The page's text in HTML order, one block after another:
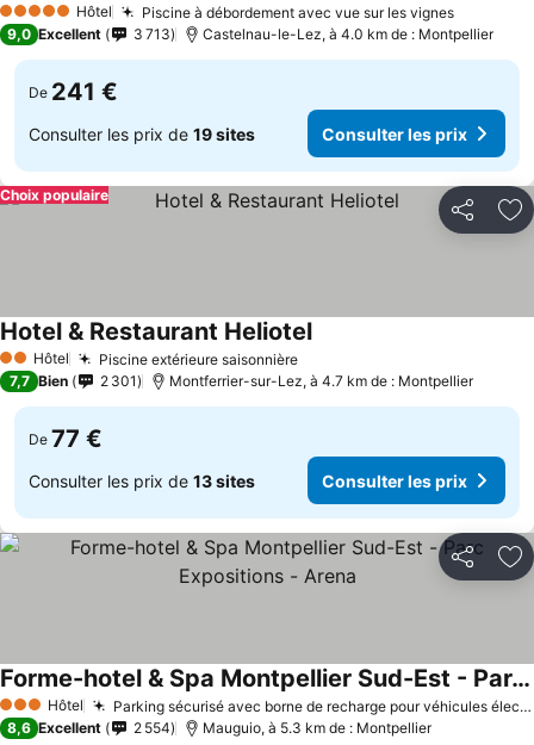
5 Étoiles Hôtel Piscine à débordement avec vue sur les vignes
9,0 Excellent 3 713 Castelnau-le-Lez, à 4.0 km de : Montpellier
De 241 €
Consulter les prix de 19 sites Consulter les prix
Partager
Choix populaire
2 Étoiles
Hôtel Piscine extérieure saisonnièreConsulter les prix
Hotel & Restaurant HeliotelConsulter les prix
7,7 Bien 2 301 Montferrier-sur-Lez, à 4.7 km de : Montpellier
De 77 €
Consulter les prix de 13 sites Consulter les prix
Partager
3 ÉtoilesHôtel Parking sécurisé avec borne de recharge pour véhicules électriques
Forme-hotel & Spa Montpellier Sud-Est - Parc Expositions - Arena
Consulter les prix
8,6 Excellent 2 554 Mauguio, à 5.3 km de : Montpellier